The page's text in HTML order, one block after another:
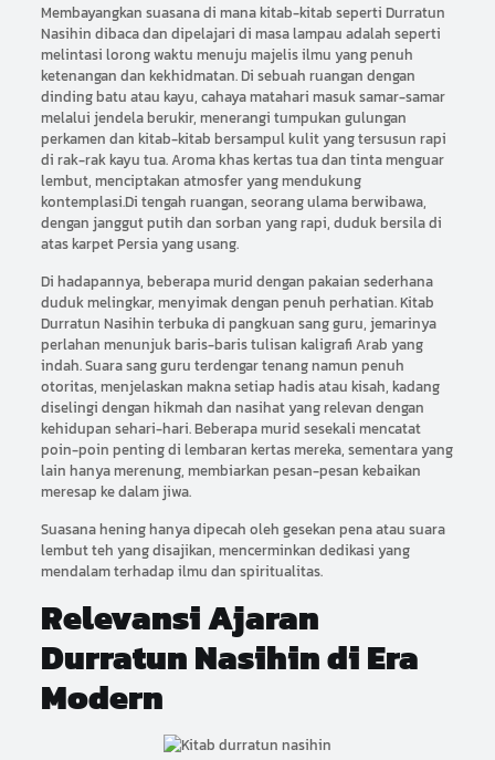
Membayangkan suasana di mana kitab-kitab seperti Durratun
Nasihin dibaca dan dipelajari di masa lampau adalah seperti
melintasi lorong waktu menuju majelis ilmu yang penuh
ketenangan dan kekhidmatan. Di sebuah ruangan dengan
dinding batu atau kayu, cahaya matahari masuk samar-samar
melalui jendela berukir, menerangi tumpukan gulungan
perkamen dan kitab-kitab bersampul kulit yang tersusun rapi
di rak-rak kayu tua. Aroma khas kertas tua dan tinta menguar
lembut, menciptakan atmosfer yang mendukung
kontemplasi.Di tengah ruangan, seorang ulama berwibawa,
dengan janggut putih dan sorban yang rapi, duduk bersila di
atas karpet Persia yang usang.
Di hadapannya, beberapa murid dengan pakaian sederhana
duduk melingkar, menyimak dengan penuh perhatian. Kitab
Durratun Nasihin terbuka di pangkuan sang guru, jemarinya
perlahan menunjuk baris-baris tulisan kaligrafi Arab yang
indah. Suara sang guru terdengar tenang namun penuh
otoritas, menjelaskan makna setiap hadis atau kisah, kadang
diselingi dengan hikmah dan nasihat yang relevan dengan
kehidupan sehari-hari. Beberapa murid sesekali mencatat
poin-poin penting di lembaran kertas mereka, sementara yang
lain hanya merenung, membiarkan pesan-pesan kebaikan
meresap ke dalam jiwa.
Suasana hening hanya dipecah oleh gesekan pena atau suara
lembut teh yang disajikan, mencerminkan dedikasi yang
mendalam terhadap ilmu dan spiritualitas.
Relevansi Ajaran
Durratun Nasihin di Era
Modern